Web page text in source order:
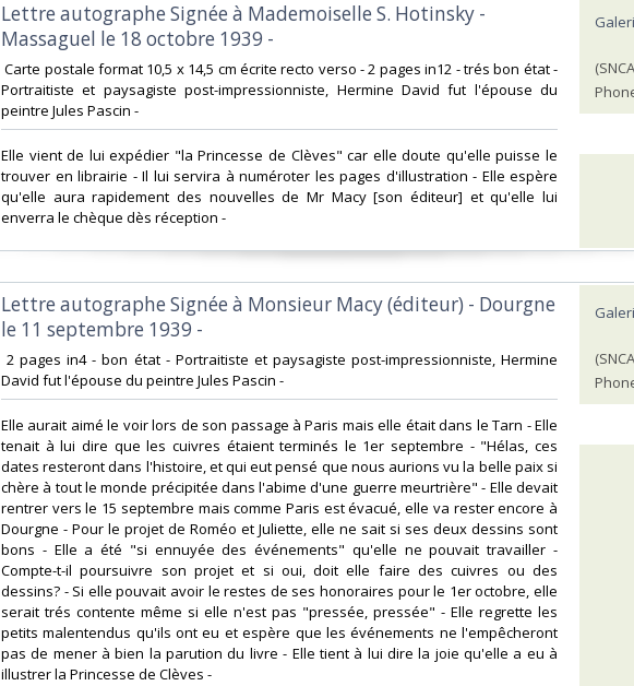
‎Lettre autographe Signée à Mademoiselle S. Hotinsky -
Massaguel le 18 octobre 1939 -‎
‎ Carte postale format 10,5 x 14,5 cm écrite recto verso - 2 pages in12 - trés bon état -
Portraitiste et paysagiste post-impressionniste, Hermine David fut l'épouse du
peintre Jules Pascin -‎
‎Elle vient de lui expédier "la Princesse de Clèves" car elle doute qu'elle puisse le
trouver en librairie - Il lui servira à numéroter les pages d'illustration - Elle espère
qu'elle aura rapidement des nouvelles de Mr Macy [son éditeur] et qu'elle lui
enverra le chèque dès réception - ‎
‎Lettre autographe Signée à Monsieur Macy (éditeur) - Dourgne
le 11 septembre 1939 -‎
‎ 2 pages in4 - bon état - Portraitiste et paysagiste post-impressionniste, Hermine
David fut l'épouse du peintre Jules Pascin -‎
‎Elle aurait aimé le voir lors de son passage à Paris mais elle était dans le Tarn - Elle
tenait à lui dire que les cuivres étaient terminés le 1er septembre - "Hélas, ces
dates resteront dans l'histoire, et qui eut pensé que nous aurions vu la belle paix si
chère à tout le monde précipitée dans l'abime d'une guerre meurtrière" - Elle devait
rentrer vers le 15 septembre mais comme Paris est évacué, elle va rester encore à
Dourgne - Pour le projet de Roméo et Juliette, elle ne sait si ses deux dessins sont
bons - Elle a été "si ennuyée des événements" qu'elle ne pouvait travailler -
Compte-t-il poursuivre son projet et si oui, doit elle faire des cuivres ou des
dessins? - Si elle pouvait avoir le restes de ses honoraires pour le 1er octobre, elle
serait trés contente même si elle n'est pas "pressée, pressée" - Elle regrette les
petits malentendus qu'ils ont eu et espère que les événements ne l'empêcheront
pas de mener à bien la parution du livre - Elle tient à lui dire la joie qu'elle a eu à
illustrer la Princesse de Clèves - ‎